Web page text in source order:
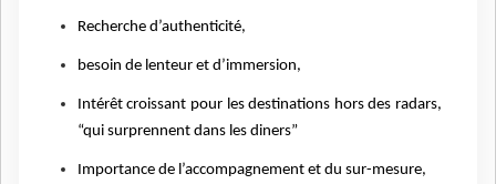
­Recherche d’authenticité,
besoin de lenteur et d’immersion,
Intérêt croissant pour les destinations hors des radars,
“qui surprennent dans les diners”
Importance de l’accompagnement et du sur-mesure,